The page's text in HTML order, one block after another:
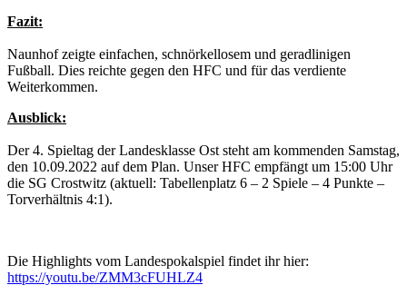
Fazit:
Naunhof zeigte einfachen, schnörkellosem und geradlinigen
Fußball. Dies reichte gegen den HFC und für das verdiente
Weiterkommen.
Ausblick:
Der 4. Spieltag der Landesklasse Ost steht am kommenden Samstag,
den 10.09.2022 auf dem Plan. Unser HFC empfängt um 15:00 Uhr
die SG Crostwitz (aktuell: Tabellenplatz 6 – 2 Spiele – 4 Punkte –
Torverhältnis 4:1).
Die Highlights vom Landespokalspiel findet ihr hier:
https://youtu.be/ZMM3cFUHLZ4